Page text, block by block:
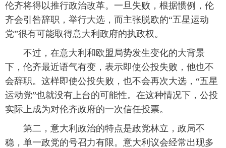
伦齐将得以推行政治改革。一旦失败，根据惯例，伦
齐会引咎辞职，举行大选，而主张脱欧的“五星运动
党”很有可能取得意大利政府的执政权。
不过，在意大利和欧盟局势发生变化的大背景
下，伦齐最近语气有变，表示即使公投失败，他也不
会辞职。这样即使公投失败，也不会再次大选，“五星
运动党”也就没有上台的可能性。在这种情况下，公投
实际上成为对伦齐政府的一次信任投票。
第二，意大利政治的特点是政党林立，政局不
稳，单一政党的号召力有限。意大利议会经常出现多